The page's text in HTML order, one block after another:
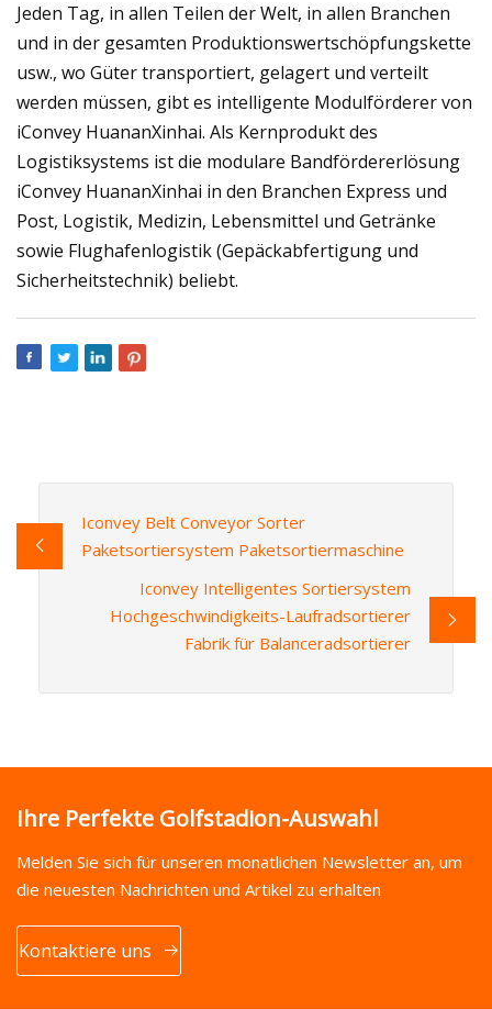
Jeden Tag, in allen Teilen der Welt, in allen Branchen
und in der gesamten Produktionswertschöpfungskette
usw., wo Güter transportiert, gelagert und verteilt
werden müssen, gibt es intelligente Modulförderer von
iConvey HuananXinhai. Als Kernprodukt des
Logistiksystems ist die modulare Bandfördererlösung
iConvey HuananXinhai in den Branchen Express und
Post, Logistik, Medizin, Lebensmittel und Getränke
sowie Flughafenlogistik (Gepäckabfertigung und
Sicherheitstechnik) beliebt.
Iconvey Belt Conveyor Sorter
Paketsortiersystem Paketsortiermaschine
Iconvey Intelligentes Sortiersystem
Hochgeschwindigkeits-Laufradsortierer
Fabrik für Balanceradsortierer
Ihre Perfekte Golfstadion-Auswahl
Melden Sie sich für unseren monatlichen Newsletter an, um
die neuesten Nachrichten und Artikel zu erhalten
Kontaktiere uns